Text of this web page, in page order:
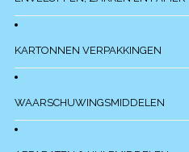
KARTONNEN VERPAKKINGEN
WAARSCHUWINGSMIDDELEN